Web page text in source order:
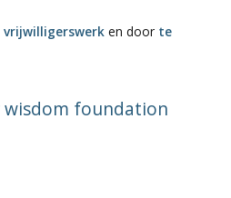
vrijwilligerswerk en door te
foundation